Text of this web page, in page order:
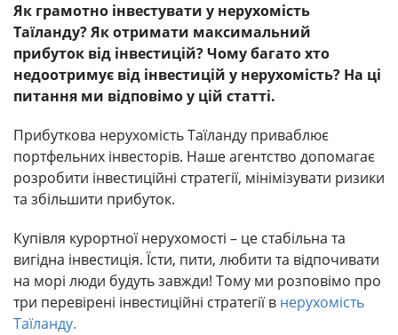
Як грамотно інвестувати у нерухомість
Таїланду? Як отримати максимальний
прибуток від інвестицій? Чому багато хто
недоотримує від інвестицій у нерухомість? На ці
питання ми відповімо у цій статті.
Прибуткова нерухомість Таїланду приваблює
портфельних інвесторів. Наше агентство допомагає
розробити інвестиційні стратегії, мінімізувати ризики
та збільшити прибуток.
Купівля курортної нерухомості – це стабільна та
вигідна інвестиція. Їсти, пити, любити та відпочивати
на морі люди будуть завжди! Тому ми розповімо про
три перевірені інвестиційні стратегії в нерухомість
Таїланду.